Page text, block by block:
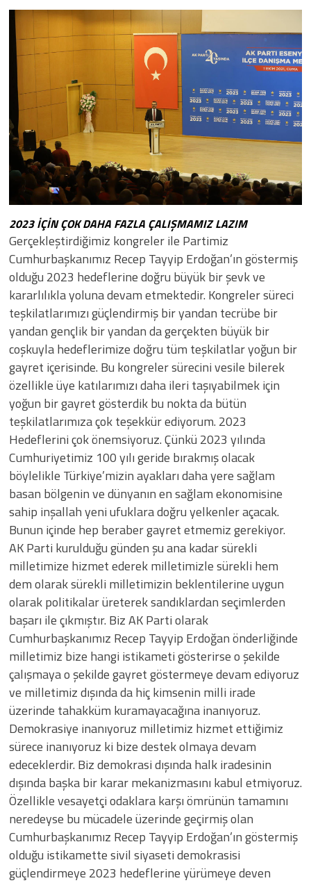
2023 İÇİN ÇOK DAHA FAZLA ÇALIŞMAMIZ LAZIM
Gerçekleştirdiğimiz kongreler ile Partimiz
Cumhurbaşkanımız Recep Tayyip Erdoğan’ın göstermiş
olduğu 2023 hedeflerine doğru büyük bir şevk ve
kararlılıkla yoluna devam etmektedir. Kongreler süreci
teşkilatlarımızı güçlendirmiş bir yandan tecrübe bir
yandan gençlik bir yandan da gerçekten büyük bir
coşkuyla hedeflerimize doğru tüm teşkilatlar yoğun bir
gayret içerisinde. Bu kongreler sürecini vesile bilerek
özellikle üye katılarımızı daha ileri taşıyabilmek için
yoğun bir gayret gösterdik bu nokta da bütün
teşkilatlarımıza çok teşekkür ediyorum. 2023
Hedeflerini çok önemsiyoruz. Çünkü 2023 yılında
Cumhuriyetimiz 100 yılı geride bırakmış olacak
böylelikle Türkiye’mizin ayakları daha yere sağlam
basan bölgenin ve dünyanın en sağlam ekonomisine
sahip inşallah yeni ufuklara doğru yelkenler açacak.
Bunun içinde hep beraber gayret etmemiz gerekiyor.
AK Parti kurulduğu günden şu ana kadar sürekli
milletimize hizmet ederek milletimizle sürekli hem
dem olarak sürekli milletimizin beklentilerine uygun
olarak politikalar üreterek sandıklardan seçimlerden
başarı ile çıkmıştır. Biz AK Parti olarak
Cumhurbaşkanımız Recep Tayyip Erdoğan önderliğinde
milletimiz bize hangi istikameti gösterirse o şekilde
çalışmaya o şekilde gayret göstermeye devam ediyoruz
ve milletimiz dışında da hiç kimsenin milli irade
üzerinde tahakküm kuramayacağına inanıyoruz.
Demokrasiye inanıyoruz milletimiz hizmet ettiğimiz
sürece inanıyoruz ki bize destek olmaya devam
edeceklerdir. Biz demokrasi dışında halk iradesinin
dışında başka bir karar mekanizmasını kabul etmiyoruz.
Özellikle vesayetçi odaklara karşı ömrünün tamamını
neredeyse bu mücadele üzerinde geçirmiş olan
Cumhurbaşkanımız Recep Tayyip Erdoğan’ın göstermiş
olduğu istikamette sivil siyaseti demokrasisi
güçlendirmeye 2023 hedeflerine yürümeye deven